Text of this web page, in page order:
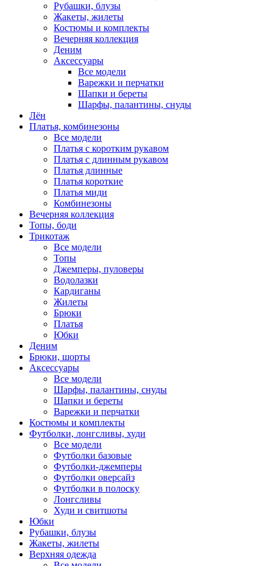
Рубашки, блузы
Жакеты, жилеты
Костюмы и комплекты
Вечерняя коллекция
Деним
Аксессуары
Все модели
Варежки и перчатки
Шапки и береты
Шарфы, палантины, снуды
Лён
Платья, комбинезоны
Все модели
Платья с коротким рукавом
Платья с длинным рукавом
Платья длинные
Платья короткие
Платья миди
Комбинезоны
Вечерняя коллекция
Топы, боди
Трикотаж
Все модели
Топы
Джемперы, пуловеры
Водолазки
Кардиганы
Жилеты
Брюки
Платья
Юбки
Деним
Брюки, шорты
Аксессуары
Все модели
Шарфы, палантины, снуды
Шапки и береты
Варежки и перчатки
Костюмы и комплекты
Футболки, лонгсливы, худи
Все модели
Футболки базовые
Футболки-джемперы
Футболки оверсайз
Футболки в полоску
Лонгсливы
Худи и свитшоты
Юбки
Рубашки, блузы
Жакеты, жилеты
Верхняя одежда